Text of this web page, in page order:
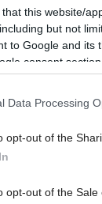
that this website/
but not
to Google and its
consent section.
Data Processing
opt-out of the
opt-out of the Sale